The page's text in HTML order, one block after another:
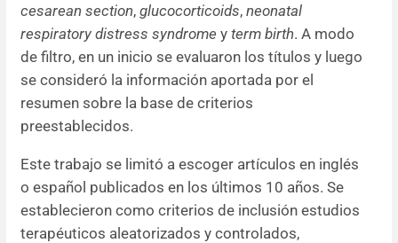
cesarean section, glucocorticoids, neonatal
respiratory distress syndrome y term birth. A modo
de filtro, en un inicio se evaluaron los títulos y luego
se consideró la información aportada por el
resumen sobre la base de criterios
preestablecidos.
Este trabajo se limitó a escoger artículos en inglés
o español publicados en los últimos 10 años. Se
establecieron como criterios de inclusión estudios
terapéuticos aleatorizados y controlados,